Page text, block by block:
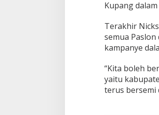
Kupang
Terakhir
semua
kampanye
“Kita boleh
yaitu
terus bersemi